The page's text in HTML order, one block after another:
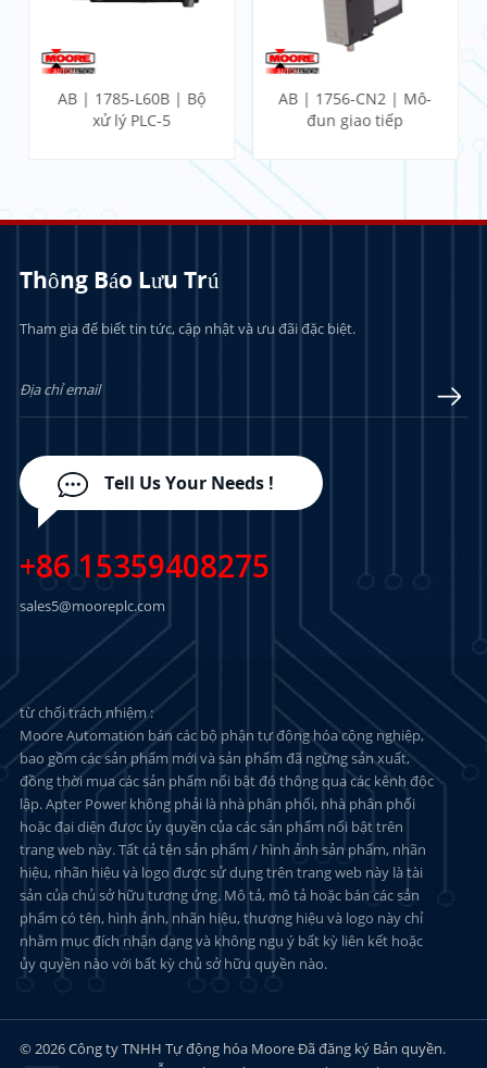
AB | 1785-L60B | Bộ
xử lý PLC-5
AB | 1756-CN2 | Mô-
đun giao tiếp
Thông Báo Lưu Trú
Tham gia để biết tin tức, cập nhật và ưu đãi đặc biệt.
Tell Us Your Needs !
+86 15359408275
sales5@mooreplc.com
từ chối trách nhiệm :
Moore Automation bán các bộ phận tự động hóa công nghiệp,
bao gồm các sản phẩm mới và sản phẩm đã ngừng sản xuất,
đồng thời mua các sản phẩm nổi bật đó thông qua các kênh độc
lập. Apter Power không phải là nhà phân phối, nhà phân phối
hoặc đại diện được ủy quyền của các sản phẩm nổi bật trên
trang web này. Tất cả tên sản phẩm / hình ảnh sản phẩm, nhãn
hiệu, nhãn hiệu và logo được sử dụng trên trang web này là tài
sản của chủ sở hữu tương ứng. Mô tả, mô tả hoặc bán các sản
phẩm có tên, hình ảnh, nhãn hiệu, thương hiệu và logo này chỉ
nhằm mục đích nhận dạng và không ngụ ý bất kỳ liên kết hoặc
ủy quyền nào với bất kỳ chủ sở hữu quyền nào.
© 2026 Công ty TNHH Tự động hóa Moore Đã đăng ký Bản quyền.